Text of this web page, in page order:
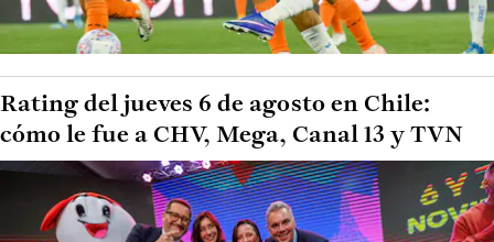
Rating del jueves 6 de agosto en Chile:
cómo le fue a CHV, Mega, Canal 13 y TVN